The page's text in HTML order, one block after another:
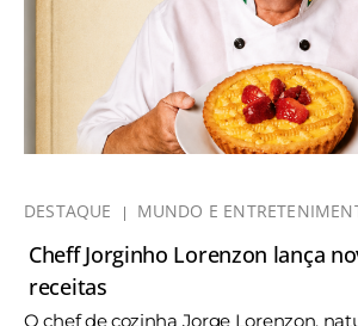
DESTAQUE MUNDO E
Cheff Jorginho Lorenzon lança
receitas
O chef de cozinha Jorge Lorenzon,